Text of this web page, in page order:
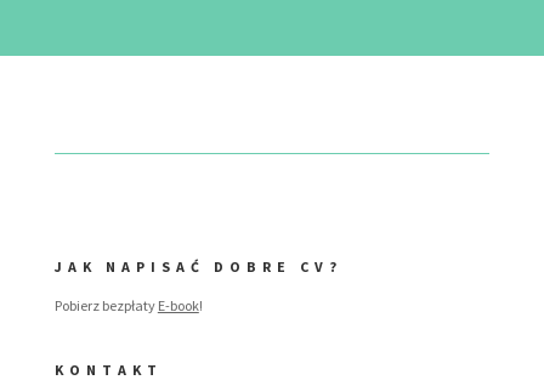
JAK NAPISAĆ DOBRE CV?
Pobierz bezpłaty E-book!
KONTAKT